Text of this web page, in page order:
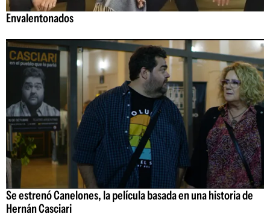
Envalentonados
Se estrenó Canelones, la película basada en una historia de
Hernán Casciari